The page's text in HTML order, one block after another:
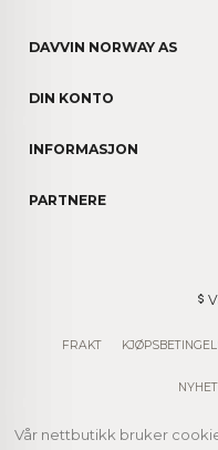
DAVVIN NORWAY AS
DIN KONTO
INFORMASJON
PARTNERE
FRAKT
Vår nettbutikk bruker